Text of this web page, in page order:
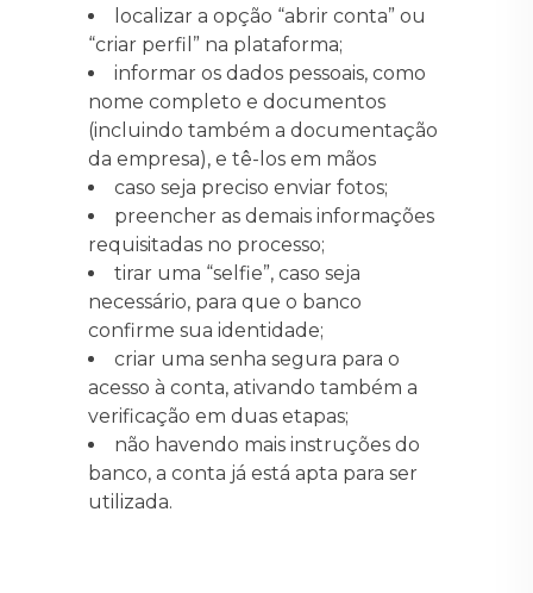
localizar a opção “abrir conta” ou
“criar perfil” na plataforma;
informar os dados pessoais, como
nome completo e documentos
(incluindo também a documentação
da empresa), e tê-los em mãos
caso seja preciso enviar fotos;
preencher as demais informações
requisitadas no processo;
tirar uma “selfie”, caso seja
necessário, para que o banco
confirme sua identidade;
criar uma senha segura para o
acesso à conta, ativando também a
verificação em duas etapas;
não havendo mais instruções do
banco, a conta já está apta para ser
utilizada.